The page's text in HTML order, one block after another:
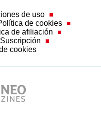
de uso
de cookies
de afiliación
Suscripción
cookies